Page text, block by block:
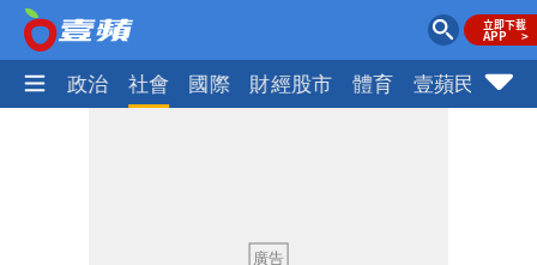
生活 政治 社會 國際 財經股市 體育 壹蘋民調